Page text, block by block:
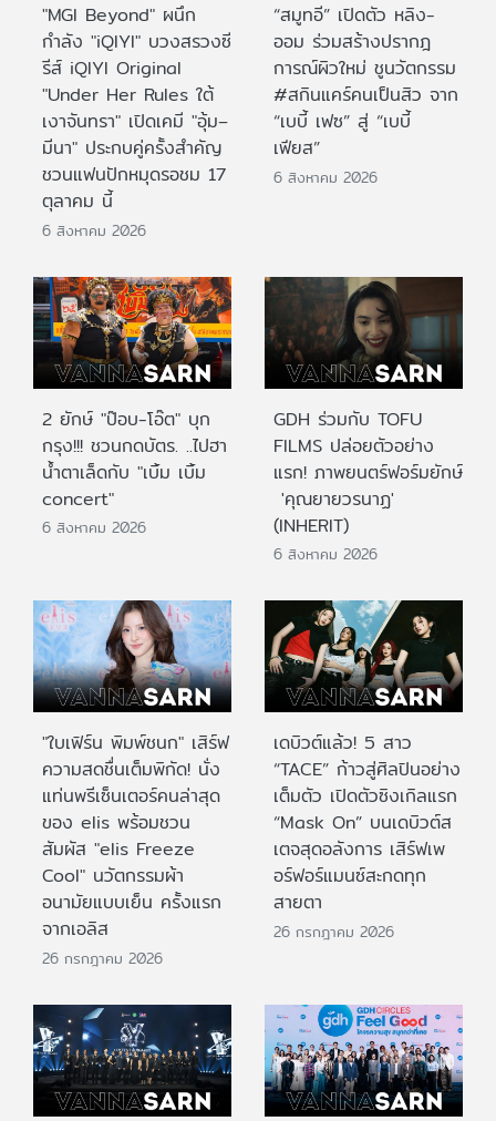
"MGI Beyond" ผนึก
กำลัง "iQIYI" บวงสรวงซี
รีส์ iQIYI Original
"Under Her Rules ใต้
เงาจันทรา" เปิดเคมี "อุ้ม–
มีนา" ประกบคู่ครั้งสำคัญ
ชวนแฟนปักหมุดรอชม 17
ตุลาคม นี้
6 สิงหาคม 2026
“สมูทอี” เปิดตัว หลิง-
ออม ร่วมสร้างปรากฎ
การณ์ผิวใหม่ ชูนวัตกรรม
#สกินแคร์คนเป็นสิว จาก
“เบบี้ เฟซ” สู่ “เบบี้
เฟียส”
6 สิงหาคม 2026
2 ยักษ์ "ป๊อบ-โอ๊ต" บุก
กรุง!!! ชวนกดบัตร. ..ไปฮา
น้ำตาเล็ดกับ "เบิ้ม เบิ้ม
concert"
6 สิงหาคม 2026
GDH ร่วมกับ TOFU
FILMS ปล่อยตัวอย่าง
แรก! ภาพยนตร์ฟอร์มยักษ์
'คุณยายวรนาฏ'
(INHERIT)
6 สิงหาคม 2026
"ใบเฟิร์น พิมพ์ชนก" เสิร์ฟ
ความสดชื่นเต็มพิกัด! นั่ง
แท่นพรีเซ็นเตอร์คนล่าสุด
ของ elis พร้อมชวน
สัมผัส "elis Freeze
Cool" นวัตกรรมผ้า
อนามัยแบบเย็น ครั้งแรก
จากเอลิส
26 กรกฎาคม 2026
เดบิวต์แล้ว! 5 สาว
“TACE” ก้าวสู่ศิลปินอย่าง
เต็มตัว เปิดตัวซิงเกิลแรก
“Mask On” บนเดบิวต์ส
เตจสุดอลังการ เสิร์ฟเพ
อร์ฟอร์แมนซ์สะกดทุก
สายตา
26 กรกฎาคม 2026